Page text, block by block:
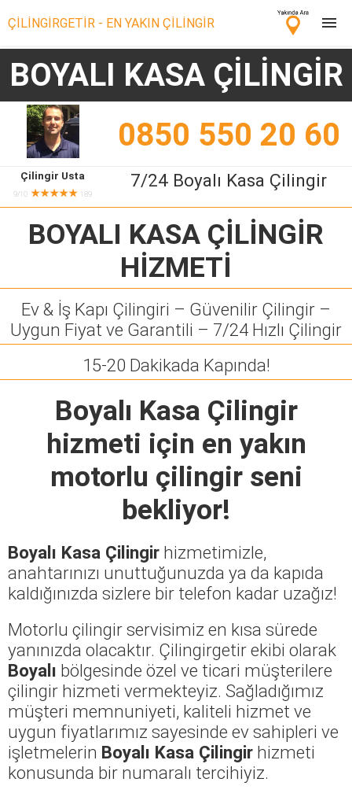
ÇİLİNGİRGETİR - EN YAKIN ÇİLİNGİR
Çilingir Ara
Çilingir misin? Bize Katıl!
BOYALI KASA ÇİLİNGİR
0850 550 20 60
Çilingir Usta
9/10 ★★★★★ 189
7/24 Boyalı Kasa Çilingir
BOYALI KASA ÇİLİNGİR
HİZMETİ
Ev & İş Kapı Çilingiri – Güvenilir Çilingir –
Uygun Fiyat ve Garantili – 7/24 Hızlı Çilingir
15-20 Dakikada Kapında!
Boyalı Kasa Çilingir
hizmeti için en yakın
motorlu çilingir seni
bekliyor!
Boyalı Kasa Çilingir hizmetimizle,
anahtarınızı unuttuğunuzda ya da kapıda
kaldığınızda sizlere bir telefon kadar uzağız!
Motorlu çilingir servisimiz en kısa sürede
yanınızda olacaktır. Çilingirgetir ekibi olarak
Boyalı bölgesinde özel ve ticari müşterilere
çilingir hizmeti vermekteyiz. Sağladığımız
müşteri memnuniyeti, kaliteli hizmet ve
uygun fiyatlarımız sayesinde ev sahipleri ve
işletmelerin Boyalı Kasa Çilingir hizmeti
konusunda bir numaralı tercihiyiz.